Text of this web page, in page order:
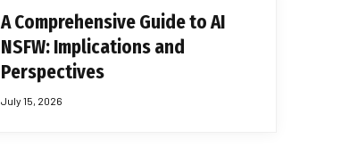
A Comprehensive Guide to AI
NSFW: Implications and
Perspectives
July 15, 2026